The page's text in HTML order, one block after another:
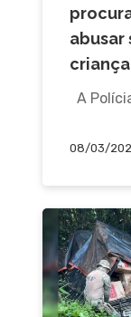
abusar
criança
A
08/03/